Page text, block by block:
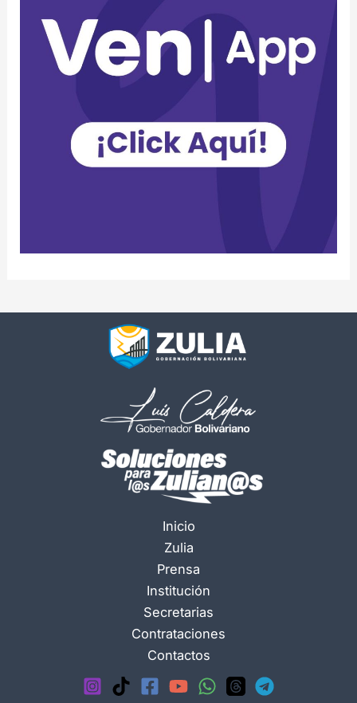
Inicio
Zulia
Prensa
Institución
Secretarias
Contrataciones
Contactos